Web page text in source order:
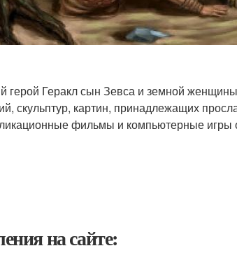
герой Геракл сын Зевса и земной
скульптур, картин, принадлежащих
фильмы и компьютерные игры
на сайте: